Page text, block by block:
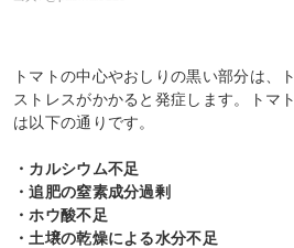
トマトの中心やおしりの黒い部分は、
ストレスがかかると発症します。トマ
は以下の通りです。
・カルシウム不足
・追肥の窒素成分過剰
・ホウ酸不足
・土壌の乾燥による水分不足